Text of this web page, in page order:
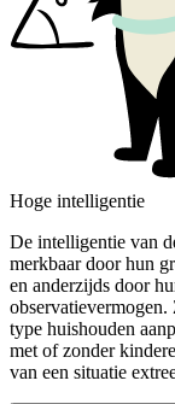
Hoge intelligentie
De intelligentie van
merkbaar door hun
en anderzijds door
type huishouden
met of zonder
van een situatie